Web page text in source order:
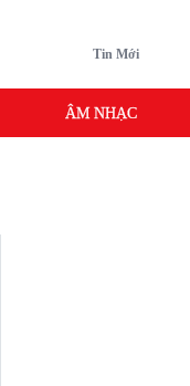
Tin Mới
ÂM NHẠC